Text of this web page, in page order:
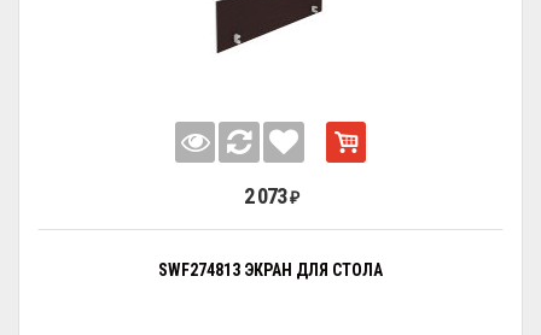
2 073 ₽
SWF274813 ЭКРАН ДЛЯ СТОЛА